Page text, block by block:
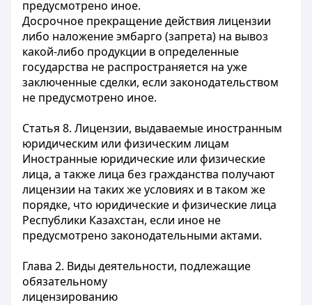
предусмотрено иное.
Досрочное прекращение действия лицензии
либо наложение эмбарго (запрета) на вывоз
какой-либо продукции в определенные
государства не распространяется на уже
заключенные сделки, если законодательством
не предусмотрено иное.
Статья 8. Лицензии, выдаваемые иностранным
юридическим или физическим лицам
Иностранные юридические или физические
лица, а также лица без гражданства получают
лицензии на таких же условиях и в таком же
порядке, что юридические и физические лица
Республики Казахстан, если иное не
предусмотрено законодательными актами.
Глава 2. Виды деятельности, подлежащие
обязательному
лицензированию